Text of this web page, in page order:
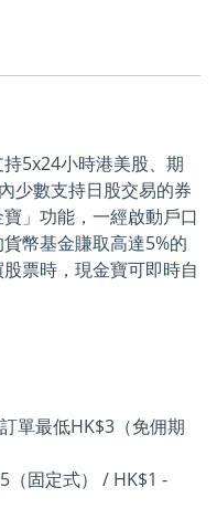
5x24小時港美股、期
少數支持日股交易的券
」功能，一經啟動戶口
幣基金賺取高達5%的
票時，現金寶可即時自
單最低HK$3（免佣期
（固定式） / HK$1 -